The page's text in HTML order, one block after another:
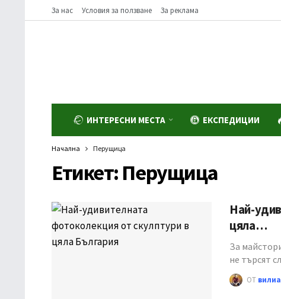
За нас Условия за ползване За реклама
ИНТЕРЕСНИ МЕСТА ЕКСПЕДИЦИИ
Начална Перущица
Етикет: Перущица
Най-
цяла…
За
не търсят
ОТ